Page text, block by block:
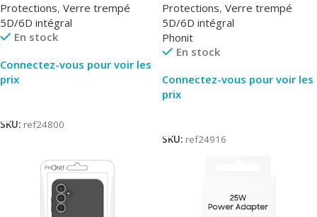
Protections, Verre trempé
5D/6D intégral
En stock
Connectez-vous pour voir les
prix
SKU: ref24800
Protections, Verre trempé
5D/6D intégral
Phonit
En stock
Connectez-vous pour voir les
prix
SKU: ref24916